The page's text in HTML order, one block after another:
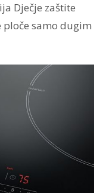
Dječje zaštite
ploče samo dugim